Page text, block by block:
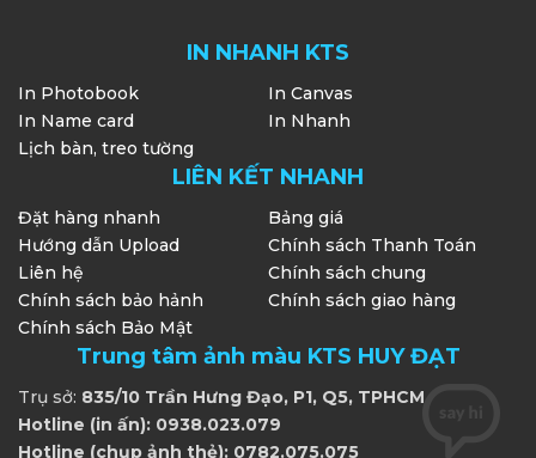
IN NHANH KTS
In Photobook
In Canvas
In Name card
In Nhanh
Lịch bàn, treo tường
LIÊN KẾT NHANH
Đặt hàng nhanh
Bảng giá
Hướng dẫn Upload
Chính sách Thanh Toán
Liên hệ
Chính sách chung
Chính sách bảo hảnh
Chính sách giao hàng
Chính sách Bảo Mật
Trung tâm ảnh màu KTS HUY ĐẠT
Trụ sở: 835/10 Trần Hưng Đạo, P1, Q5, TPHCM
Hotline (in ấn): 0938.023.079
Hotline (chụp ảnh thẻ): 0782.075.075